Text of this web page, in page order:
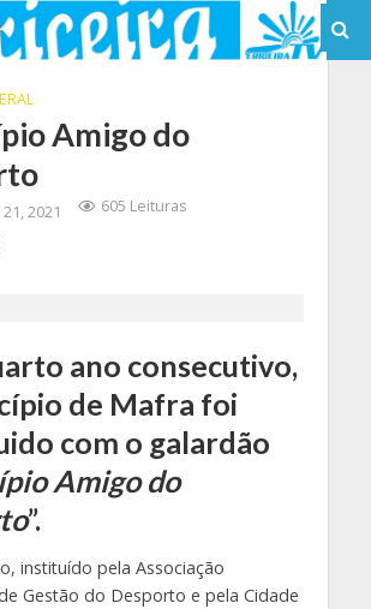
Amigo do
2021
605 Leituras
ano consecutivo,
de Mafra foi
com o galardão
Amigo do
”.
instituído pela Associação
Gestão do Desporto e pela Cidade